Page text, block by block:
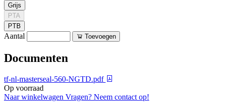
Grijs
PTA
PTB
Aantal Toevoegen
Documenten
tf-nl-masterseal-560-NGTD.pdf
Op voorraad
Naar winkelwagen Vragen? Neem contact op!